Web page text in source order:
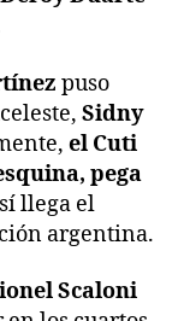
puso
Sidny
el Cuti
pega
llega el
argentina.
Scaloni